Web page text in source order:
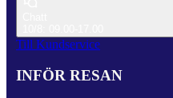
Till Kundservice
INFÖR RESAN